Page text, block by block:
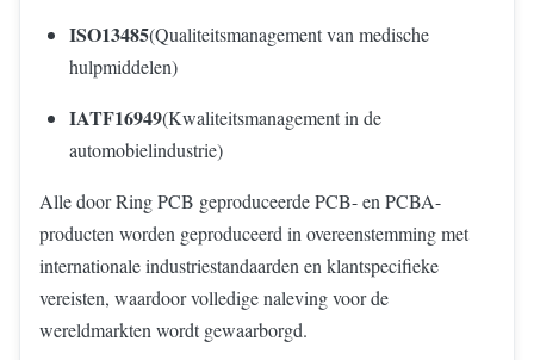
ISO13485(Qualiteitsmanagement van medische
hulpmiddelen)
IATF16949(Kwaliteitsmanagement in de
automobielindustrie)
Alle door Ring PCB geproduceerde PCB- en PCBA-
producten worden geproduceerd in overeenstemming met
internationale industriestandaarden en klantspecifieke
vereisten, waardoor volledige naleving voor de
wereldmarkten wordt gewaarborgd.